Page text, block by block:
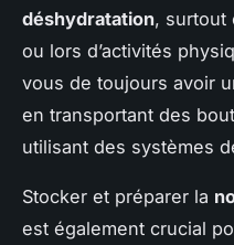
déshydratation, surtout
ou lors d’activités
vous de toujours avoir
en transportant des
utilisant des systèmes
Stocker et préparer la
est également crucial